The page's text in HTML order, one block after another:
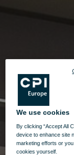
We use cookies
By clicking “Accept All
device to enhance site
marketing efforts or
cookies yourself.